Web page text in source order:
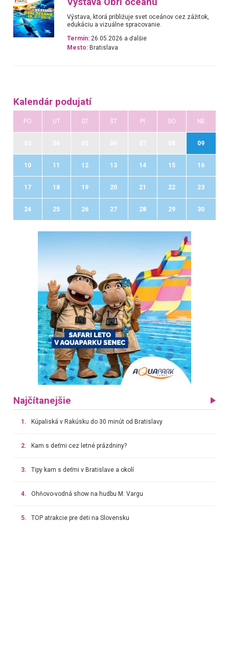
Výstava, ktorá približuje svet oceánov cez zážitok,
edukáciu a vizuálne spracovanie.
Termín: 26.05.2026 a ďalšie
Mesto: Bratislava
Kalendár podujatí
PO UT ST ŠT PI SO NE
09
10 11 12 13 14 15 16
17 18 19 20 21 22 23
24 25 26 27 28 29 30
Najčítanejšie
1. Kúpaliská v Rakúsku do 30 minút od Bratislavy
2. Kam s deťmi cez letné prázdniny?
3. Tipy kam s deťmi v Bratislave a okolí
4. Ohňovo-vodná show na hudbu M. Vargu
5. TOP atrakcie pre deti na Slovensku